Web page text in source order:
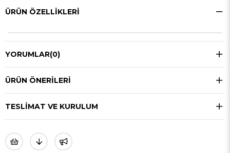
ÜRÜN ÖZELLIKLERI
YORUMLAR(0)
ÜRÜN ÖNERILERI
TESLIMAT VE KURULUM